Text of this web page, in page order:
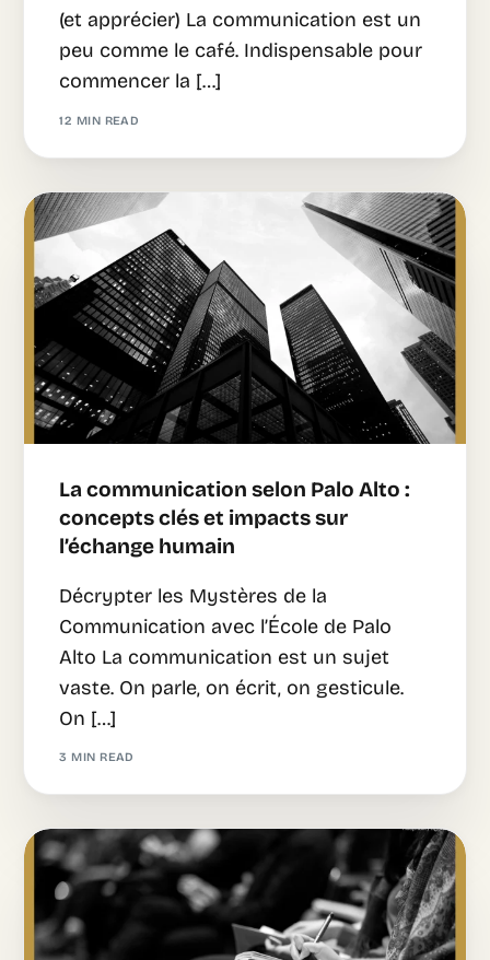
(et apprécier) La communication est un
peu comme le café. Indispensable pour
commencer la […]
12 MIN READ
La communication selon Palo Alto :
concepts clés et impacts sur
l’échange humain
Décrypter les Mystères de la
Communication avec l’École de Palo
Alto La communication est un sujet
vaste. On parle, on écrit, on gesticule.
On […]
3 MIN READ